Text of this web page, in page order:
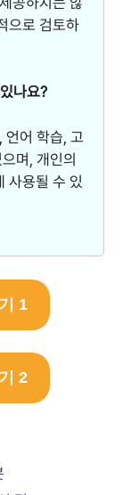
으로 검토하
나요?
언어 학습, 고
며, 개인의
사용될 수 있
1
2